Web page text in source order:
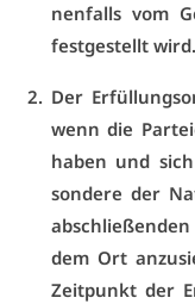
nen­falls vom
fest­ge­stellt wird.
Der
wenn die
ha­ben und
son­de­re der
dem Ort
Zeit­punkt der